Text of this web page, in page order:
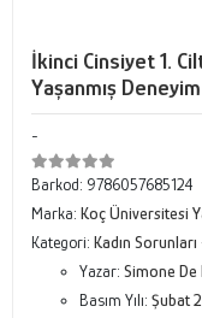
İkinci Cinsiyet 1.
Yaşanmış Deneyim
-
Barkod: 9786057685124
Marka: Koç Üniversitesi
Kategori: Kadın
Yazar: Simone
Basım Yılı: Şubat